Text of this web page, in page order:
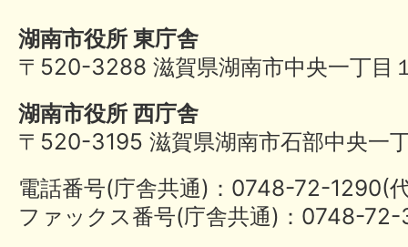
湖南市役所 東庁舎
〒520-3288 滋賀県湖南市中央一丁目
湖南市役所 西庁舎
〒520-3195 滋賀県湖南市石部中央一
電話番号(庁舎共通)：0748-72-
ファックス番号(庁舎共通)：0748-